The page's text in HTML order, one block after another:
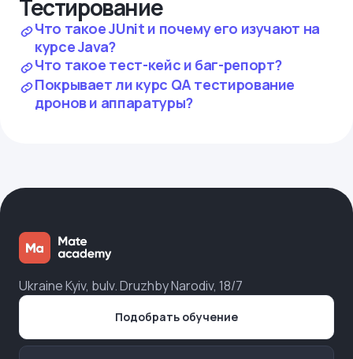
Тестирование
Что такое JUnit и почему его изучают на
курсе Java?
Что такое тест-кейс и баг-репорт?
Покрывает ли курс QA тестирование
дронов и аппаратуры?
Ukraine Kyiv, bulv. Druzhby Narodiv, 18/7
Подобрать обучение